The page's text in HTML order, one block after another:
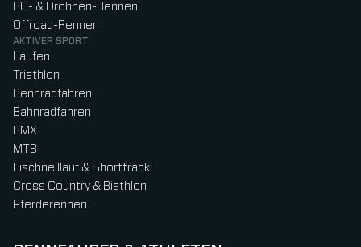
RC- & Drohnen-Rennen
Offroad-Rennen
AKTIVER SPORT
Laufen
Triathlon
Rennradfahren
Bahnradfahren
BMX
MTB
Eischnelllauf & Shorttrack
Cross Country & Biathlon
Pferderennen